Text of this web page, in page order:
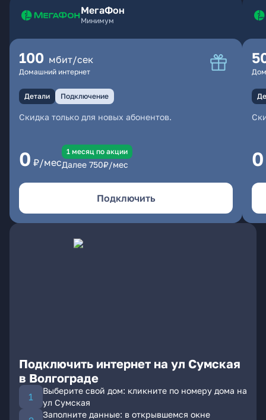
МегаФон
Минимум
100 мбит/сек
Домашний интернет
Детали Подключение
Скидка только для новых абонентов.
0 ₽/мес
1 месяц по акции
Далее 750₽/мес
Подключить
0
Подключить интернет на ул Сумская
в Волгограде
Выберите свой дом: кликните по номеру дома на
ул Сумская
Заполните данные: в открывшемся окне